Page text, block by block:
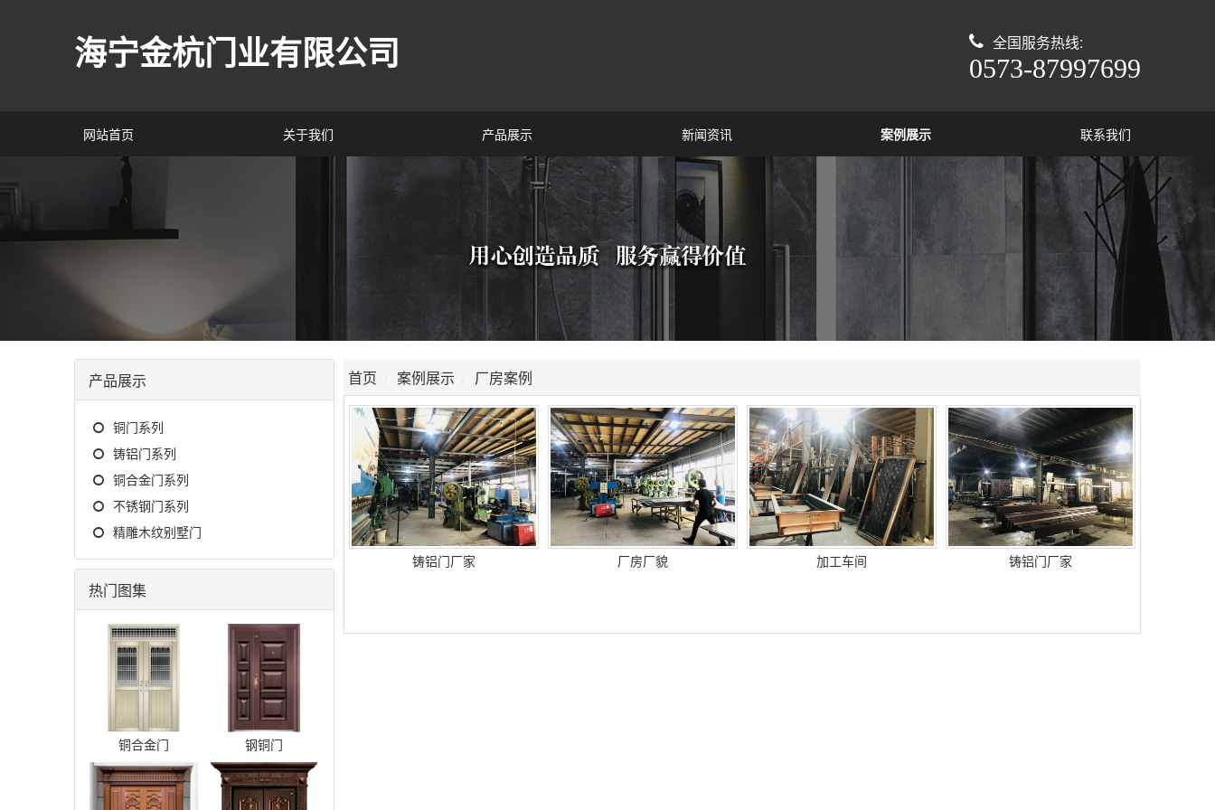
海宁金杭门业有限公司 全国服务热线:
0573-87997699
网站首页 关于我们 产品展示 新闻资讯 案例展示 联系我们
产品展示
铜门系列
铸铝门系列
铜合金门系列
不锈钢门系列
精雕木纹别墅门
热门图集
铜合金门 钢铜门
首页 案例展示 厂房案例
铸铝门厂家 厂房厂貌 加工车间 铸铝门厂家